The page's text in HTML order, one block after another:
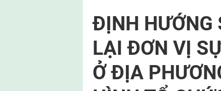
ĐỊNH HƯỚNG
LẠI ĐƠN VỊ
Ở ĐỊA